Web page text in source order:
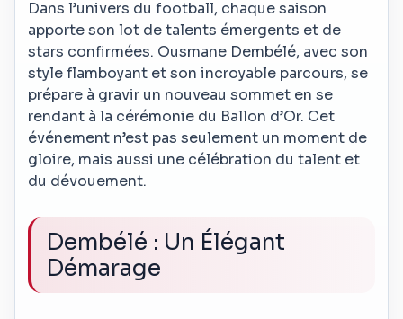
Dans l’univers du football, chaque saison
apporte son lot de talents émergents et de
stars confirmées. Ousmane Dembélé, avec son
style flamboyant et son incroyable parcours, se
prépare à gravir un nouveau sommet en se
rendant à la cérémonie du Ballon d’Or. Cet
événement n’est pas seulement un moment de
gloire, mais aussi une célébration du talent et
du dévouement.
Dembélé : Un Élégant
Démarage